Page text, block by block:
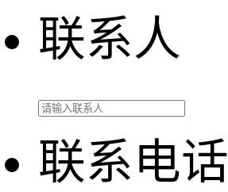
联系人
联系电话